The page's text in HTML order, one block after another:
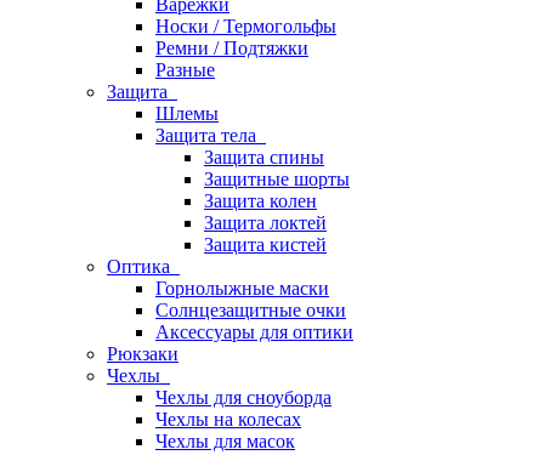
Варежки
Носки / Термогольфы
Ремни / Подтяжки
Разные
Защита
Шлемы
Защита тела
Защита спины
Защитные шорты
Защита колен
Защита локтей
Защита кистей
Оптика
Горнолыжные маски
Солнцезащитные очки
Аксессуары для оптики
Рюкзаки
Чехлы
Чехлы для сноуборда
Чехлы на колесах
Чехлы для масок